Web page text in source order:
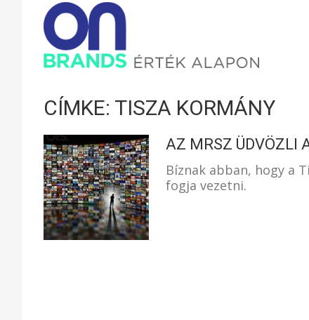
ÉRTÉK
CÍMKE: TISZA KORMÁNY
AZ MRSZ ÜDVÖZLI
Bíznak abban, hogy a
fogja vezetni.